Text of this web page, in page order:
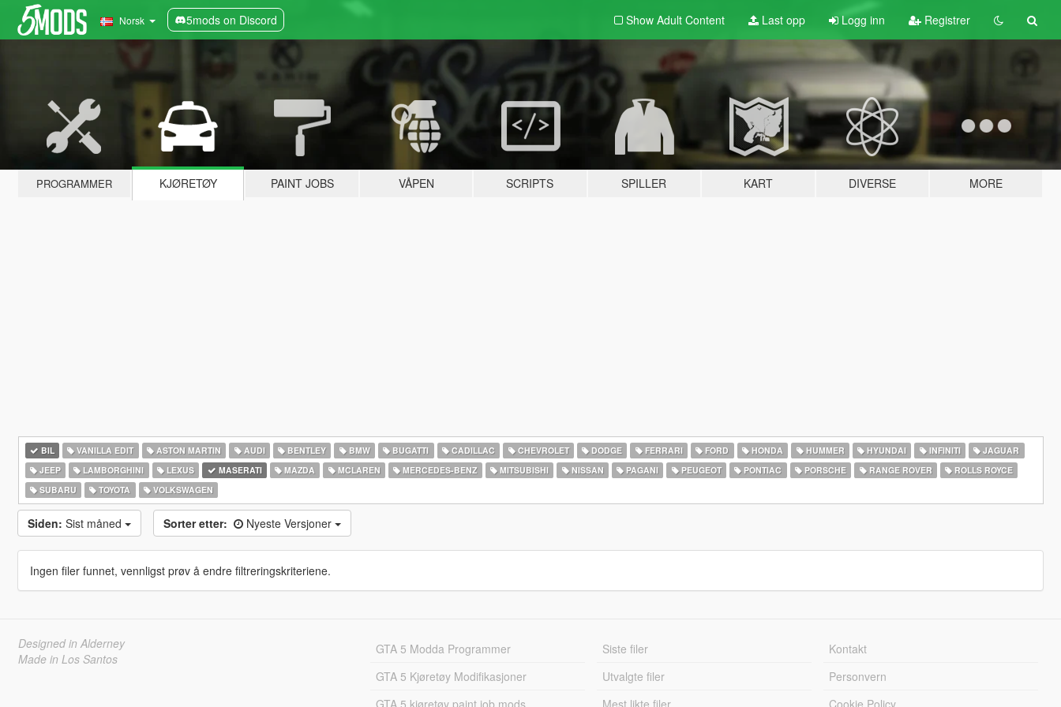
Norsk 5mods on Discord Show Adult Content Last opp Logg inn Registrer
PROGRAMMER KJØRETØY PAINT JOBS VÅPEN SCRIPTS SPILLER KART DIVERSE MORE
BIL VANILLA EDIT ASTON MARTIN AUDI BENTLEY BMW BUGATTI CADILLAC CHEVROLET DODGE FERRARI FORD HONDA HUMMER HYUNDAI INFINITI
JAGUAR
JEEP
LAMBORGHINI LEXUS MASERATI MAZDA MCLAREN MERCEDES-BENZ MITSUBISHI NISSAN PAGANI PEUGEOT PONTIAC PORSCHE RANGE ROVER
ROLLS ROYCE
SUBARU
TOYOTA VOLKSWAGEN
Siden: Sist måned Sorter etter: Nyeste Versjoner
Ingen filer funnet, vennligst prøv å endre filtreringskriteriene.
Designed in Alderney
Made in Los Santos
GTA 5 Modda Programmer
GTA 5 Kjøretøy Modifikasjoner
GTA 5 kjøretøy paint job mods
Siste filer
Utvalgte filer
Mest likte filer
Kontakt
Personvern
Cookie Policy